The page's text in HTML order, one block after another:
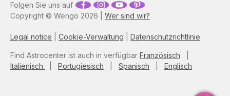
Copyright © Wengo 2026 | Wer sind wir?
Legal notice Cookie-Verwaltung Datenschutzrichtlinie
Folgen Sie uns auf
Find Astrocenter ist auch in verfügbar Französisch
Italienisch
Portugiesisch Spanisch Englisch